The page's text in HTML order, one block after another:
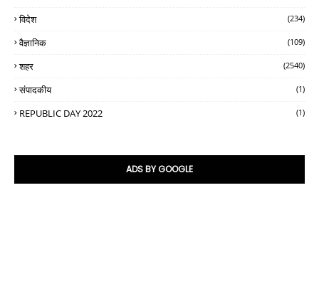
विदेश
(234)
वैज्ञानिक (109)
शहर (2540)
संपादकीय (1)
REPUBLIC DAY 2022 (1)
ADS BY GOOGLE